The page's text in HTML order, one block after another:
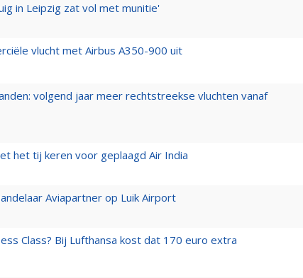
in Leipzig zat vol met munitie'
vlucht met Airbus A350-900 uit
volgend jaar meer rechtstreekse vluchten vanaf
het tij keren voor geplaagd Air India
Aviapartner op Luik Airport
Class? Bij Lufthansa kost dat 170 euro extra